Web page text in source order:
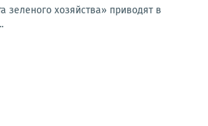
зеленого хозяйства» приводят в